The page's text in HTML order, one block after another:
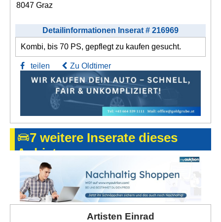
8047 Graz
Detailinformationen Inserat # 216969
Kombi, bis 70 PS, gepflegt zu kaufen gesucht.
teilen Zu Oldtimer
7 weitere Inserate dieses
Anbieters
Artisten Einrad